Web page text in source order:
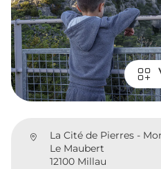
La Cité de Pierres -
Le Maubert
12100 Millau